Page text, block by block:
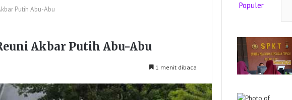
Putih Abu-Abu
Akbar Putih Abu-Abu
1 menit dibaca
Populer